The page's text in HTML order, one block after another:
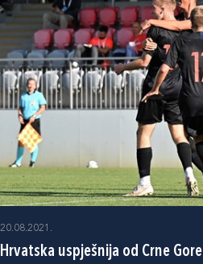
20.08.2021.
Hrvatska uspješnija od Crne Gore